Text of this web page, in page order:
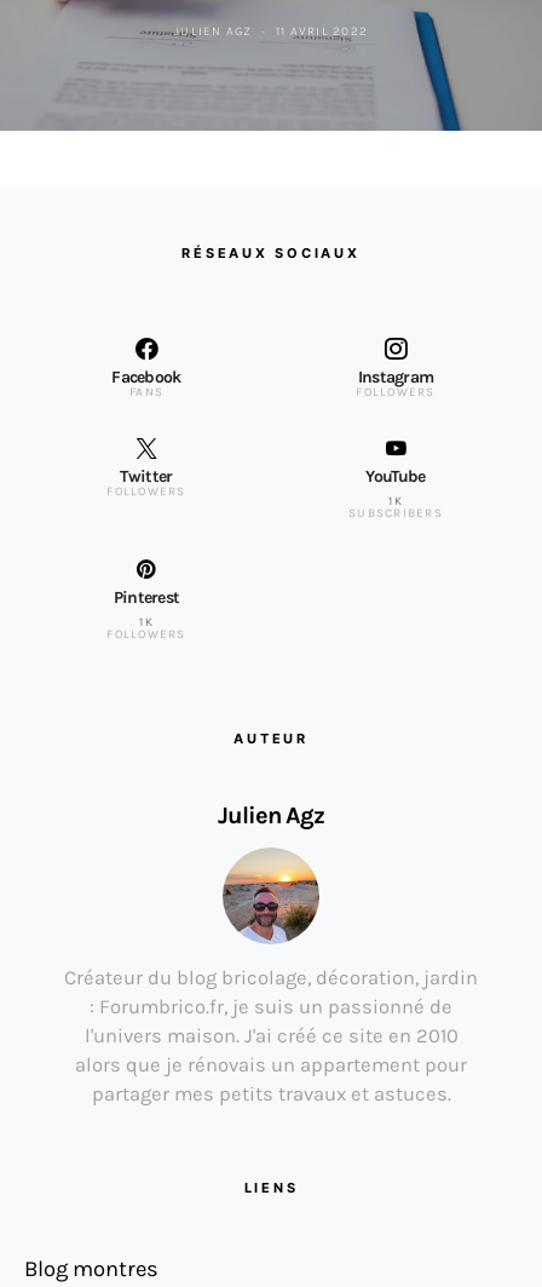
JULIEN AGZ 11 AVRIL 2022
RÉSEAUX SOCIAUX
Facebook
FANS
Instagram
FOLLOWERS
Twitter
FOLLOWERS
YouTube
1K
SUBSCRIBERS
Pinterest
1K
FOLLOWERS
AUTEUR
Julien Agz
Créateur du blog bricolage, décoration, jardin
: Forumbrico.fr, je suis un passionné de
l'univers maison. J'ai créé ce site en 2010
alors que je rénovais un appartement pour
partager mes petits travaux et astuces.
LIENS
Blog montres